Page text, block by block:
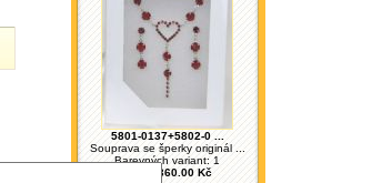
5801-0137+5802-0 ...
Souprava se šperky originál ...
Barevných variant: 1
360.00 Kč